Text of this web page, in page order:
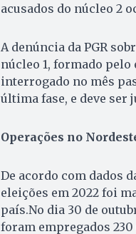
acusados do núcleo 2
A denúncia da PGR
núcleo 1, formado
interrogado no mês
última fase, e deve ser
Operações no
De acordo com dados
eleições em 2022 foi
país.No dia 30 de
foram empregados 230